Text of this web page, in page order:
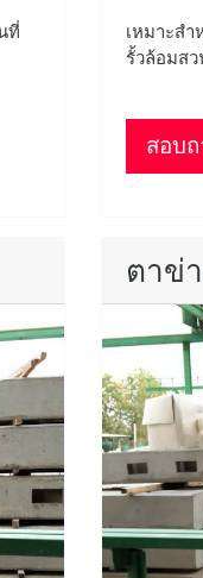
ที่
เหมาะส
รั้วล้อมส
สอบ
ตาข่